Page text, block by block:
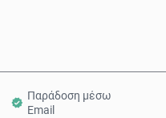
Παράδοση μέσω
Email